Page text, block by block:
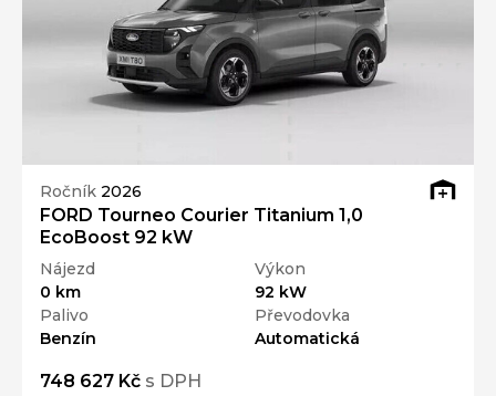
Ročník 2026
FORD Tourneo Courier Titanium 1,0
EcoBoost 92 kW
Nájezd
0 km
Výkon
92 kW
Palivo
Benzín
Převodovka
Automatická
748 627 Kč s DPH